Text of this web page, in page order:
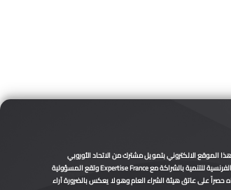
الموقع الالكتروني بتمويل مشترك من الاتحاد الأوروبي
والوكالة الفرنسية للتنمية بالشراكة مع Expertise France وتقع المسؤولية
حصراً على عاتق هيئة الشراء العام وهو لا يعكس بالضرورة آراء